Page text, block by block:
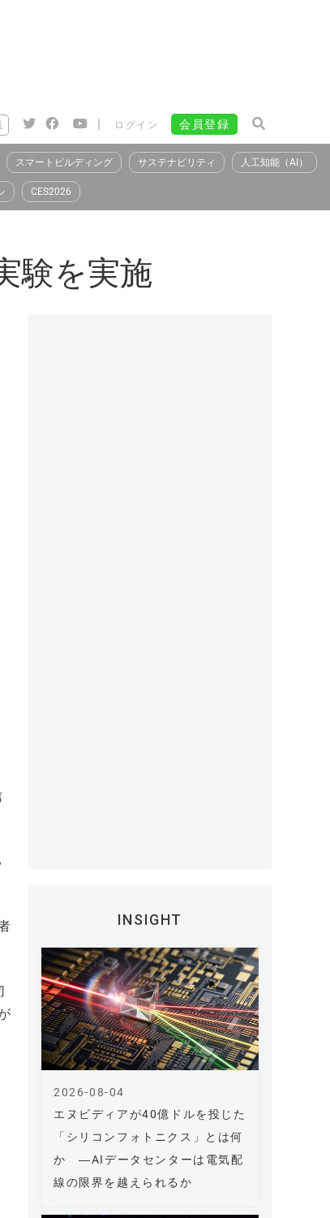
| ログイン 会員登録
スマートビルディング サステナビリティ 人工知能（AI）
CES2026
験を実施
INSIGHT
エヌビディアが40億ドルを投じた
「シリコンフォトニクス」とは何
か ―AIデータセンターは電気配
線の限界を越えられるか
2026-08-04